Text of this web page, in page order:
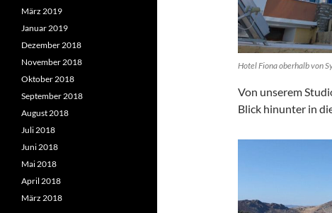
Hotel Fiona oberhalb von
Von unserem
Blick hinunter in
März 2019
Januar 2019
Dezember 2018
November 2018
Oktober 2018
September 2018
August 2018
Juli 2018
Juni 2018
Mai 2018
April 2018
März 2018